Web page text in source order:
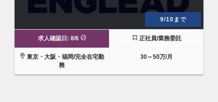
9/10まで
求人確認日: 8/6 正社員/業務委託
東京・大阪・福岡/完全在宅勤
務
30～50万/月